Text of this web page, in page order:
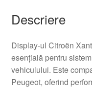
Descriere
Display-ul Citroën
esențială pentru
vehiculului. Este
Peugeot, oferind